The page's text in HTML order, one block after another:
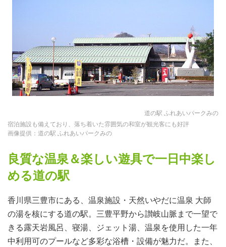
道の駅 ふれあいパークみの
宿泊施設も備えており、落ち着いた雰囲気の和室が観光客にも好評
画像提供：道の駅 ふれあいパークみの
良質な温泉＆楽しい遊具で一日中楽し
める道の駅
香川県三豊市にある、温泉施設・天然いやだに温泉 大師
の湯を核にする道の駅。三豊平野から讃岐山脈まで一望で
きる露天岩風呂、寝湯、ジェット湯、温泉を使用した一年
中利用可のプールなど多彩な浴槽・設備が魅力だ。また、